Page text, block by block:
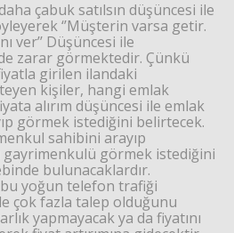
çabuk satılsın düşüncesi ile
‘’Müşterin varsa getir.
ver’’ Düşüncesi ile
zarar görmektedir. Çünkü
girilen ilandaki
kişiler, hangi emlak
alırım düşüncesi ile emlak
görmek istediğini belirtecek.
sahibini arayıp
görmek istediğini
bulunacaklardır.
yoğun telefon trafiği
çok fazla talep olduğunu
yapmayacak ya da fiyatını
Haberin Doğru Adresi.